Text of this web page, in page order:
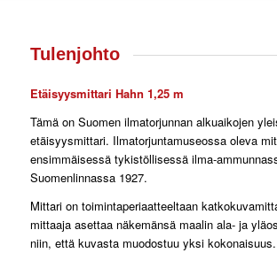
Tulenjohto
Etäisyysmittari Hahn 1,25 m
Tämä on Suomen ilmatorjunnan alkuaikojen
etäisyysmittari. Ilmatorjuntamuseossa oleva
ensimmäisessä tykistöllisessä ilma-
Suomenlinnassa 1927.
Mittari on toimintaperiaatteeltaan
mittaaja asettaa näkemänsä maalin ala- ja
niin, että kuvasta muodostuu yksi kokonaisuus.